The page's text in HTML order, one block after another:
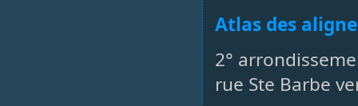
Atlas des
2°
rue Ste Barbe